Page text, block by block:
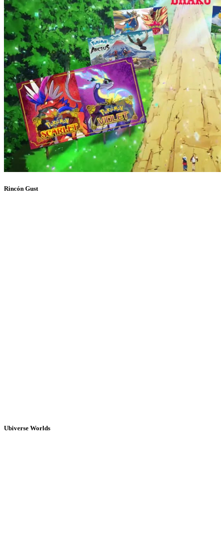
Rincón Gust
Ubiverse Worlds